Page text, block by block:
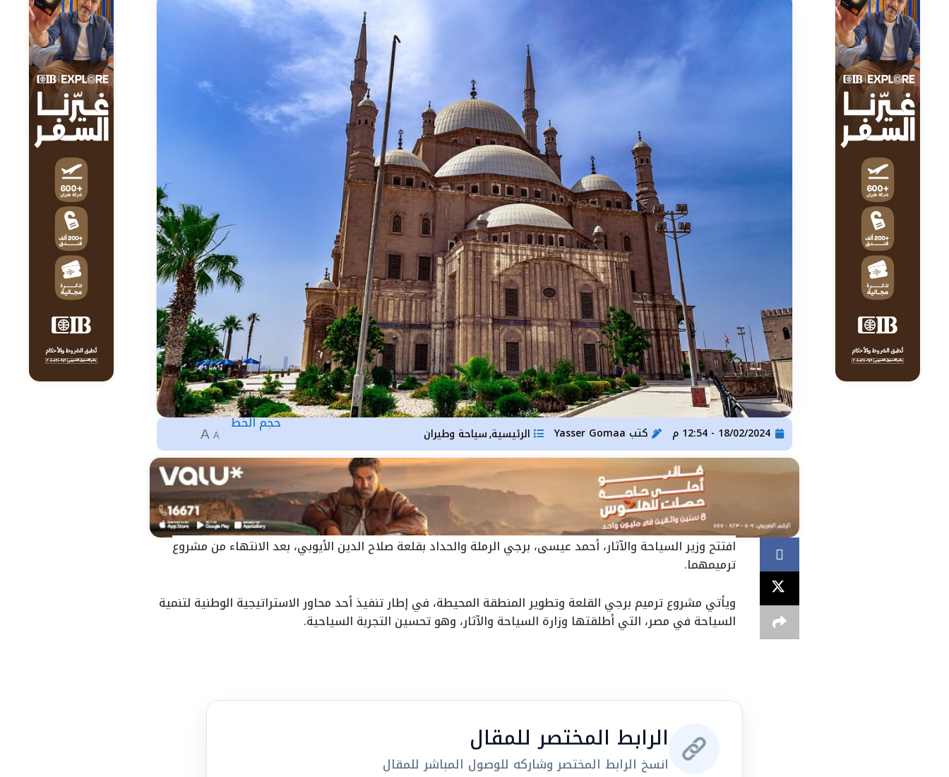
18/02/2024 - 12:54 م كتب الرئيسية, سياحة وطيران
حجم الخط
A
A
افتتح وزير السياحة والآثار، أحمد عيسى، برجي الرملة والحداد بقلعة صلاح الدين الأيوبي، بعد الانتهاء من مشروع
ترميمهما.
ويأتي مشروع ترميم برجي القلعة وتطوير المنطقة المحيطة، في إطار تنفيذ أحد محاور الاستراتيجية الوطنية لتنمية
السياحة في مصر، التي أطلقتها وزارة السياحة والآثار، وهو تحسين التجربة السياحية.
الرابط المختصر للمقال
انسخ الرابط المختصر وشاركه للوصول المباشر للمقال